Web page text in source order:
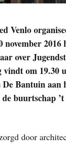
Venlo
november
over
vindt om 19.30
De Bantuin aan
buurtschap
door